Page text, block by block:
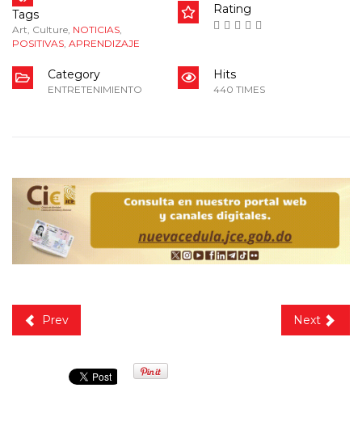
Tags
Art Culture NOTICIAS
POSITIVAS APRENDIZAJE
Rating
Category
ENTRETENIMIENTO
Hits
440 TIMES
Prev Next